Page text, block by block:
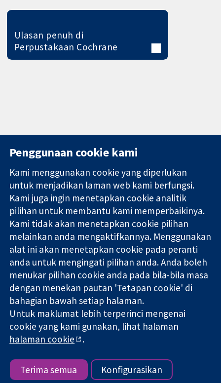
Ulasan penuh di
Perpustakaan Cochrane
Bukti yang
dipercayai.
keputusan
termaklum
Kesihatan yang
lebih baik
11-13 Cavendish
Square
London
W1G 0AN
United Kingdom
Hubungi kita
Berita
Pejabat
akhbar
Perihal Kami
Pekerjaan
Cochrane
Library
Kolaborasi Cochrane ialah sebuah badan amal (no. 1045921) dan
sebuah syarikat terhad oleh jaminan (no. 03044323) yang
berdaftar di England & Wales. Nombor pendaftaran VAT GB 718
2127 49.
Hak Cipta © 2026 Kolabrasi Cochrane
Terma & Syarat Laman Web
|Penafian|Kerahsiaan
cookie|Tetapan cookie
Penggunaan cookie kami
Kami menggunakan cookie yang diperlukan
untuk menjadikan laman web kami berfungsi.
Kami juga ingin menetapkan cookie analitik
pilihan untuk membantu kami memperbaikinya.
Kami tidak akan menetapkan cookie pilihan
melainkan anda mengaktifkannya. Menggunakan
alat ini akan menetapkan cookie pada peranti
anda untuk mengingati pilihan anda. Anda boleh
menukar pilihan cookie anda pada bila-bila masa
dengan menekan pautan 'Tetapan cookie' di
bahagian bawah setiap halaman.
Untuk maklumat lebih terperinci mengenai
cookie yang kami gunakan, lihat halaman
halaman cookie
.
Terima semua Konfigurasikan